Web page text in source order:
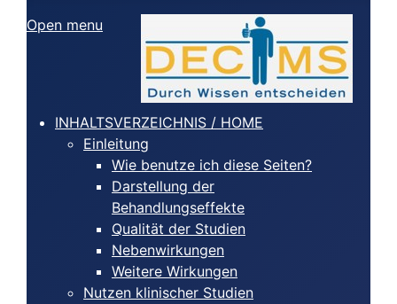
Open menu
INHALTSVERZEICHNIS / HOME
Einleitung
Wie benutze ich diese Seiten?
Darstellung der
Behandlungseffekte
Qualität der Studien
Nebenwirkungen
Weitere Wirkungen
Nutzen klinischer Studien